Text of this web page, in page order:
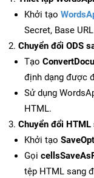
Khởi tạo
Secret, Base
Chuyển đổi ODS
Tạo
định dạng được
Sử dụng
HTML.
Chuyển đổi HTML
Khởi tạo
Gọi
tệp HTML sang